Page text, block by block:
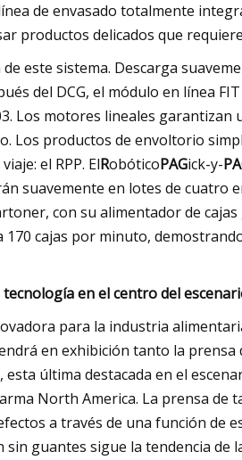
de envasado totalmente
productos delicados que
este sistema. Descarga
del DCG, el módulo en línea
Los motores lineales
Los productos de envoltorio
el RPP. ElRobóticoPAGick-y-
suavemente en lotes de cuatro
con su alimentador de
cajas por minuto,
en el centro del
para la industria
en exhibición tanto la prensa
última destacada en el
North America. La prensa de
a través de una función de
guantes sigue la tendencia de